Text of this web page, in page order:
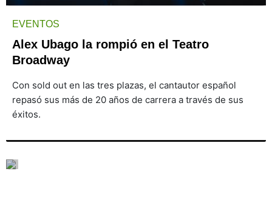
EVENTOS
Alex Ubago la rompió en el Teatro
Broadway
Con sold out en las tres plazas, el cantautor español
repasó sus más de 20 años de carrera a través de sus
éxitos.